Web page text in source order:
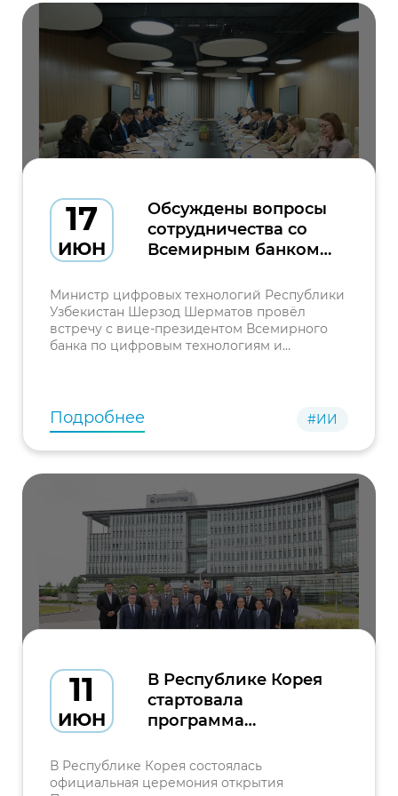
17
ИЮН
Обсуждены вопросы
сотрудничества со
Всемирным банком в
трансформации
Министр цифровых технологий Республики
Узбекистан Шерзод Шерматов провёл
встречу с вице-президентом Всемирного
банка по цифровым технологиям и
Подробнее #ИИ
11
ИЮН
В Республике Корея
стартовала
программа
квалификации по
цифровизации и
В Республике Корея состоялась
официальная церемония открытия